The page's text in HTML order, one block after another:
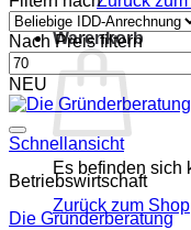
Warenkorb
Es befinden sich
Zurück zum Shop
Nach Preis filtern
Min.
Preis
NEU
Schnellansicht
Betriebswirtschaft
Die Gründerberatung